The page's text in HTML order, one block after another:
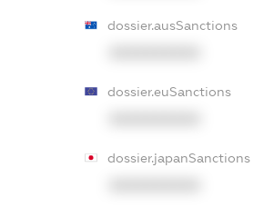
dossier.ausSanctions
dossier.euSanctions
dossier.japanSanctions